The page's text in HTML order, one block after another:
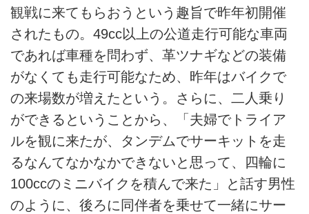
観戦に来てもらおうという趣旨で昨年初開催
されたもの。49cc以上の公道走行可能な車両
であれば車種を問わず、革ツナギなどの装備
がなくても走行可能なため、昨年はバイクで
の来場数が増えたという。さらに、二人乗り
ができるということから、「夫婦でトライア
ルを観に来たが、タンデムでサーキットを走
るなんてなかなかできないと思って、四輪に
100ccのミニバイクを積んで来た」と話す男性
のように、後ろに同伴者を乗せて一緒にサー